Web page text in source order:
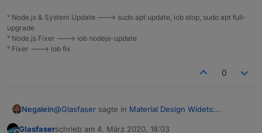
Folgende NPM-Module müsst ihr in eurer
timezone, moment-duration-format
Außerdem bitte die Einstellung "Erlaube das
° Node.js & System Update ---> sudo apt update, iob stop, sudo apt full-
upgrade
° Node.js Fixer ---> iob nodejs-update
° Fixer ---> iob fix
0
Negalein@Glasfaser sagte in Material Design Widets:
Glasfaserschrieb am 4. März 2020, 18:03